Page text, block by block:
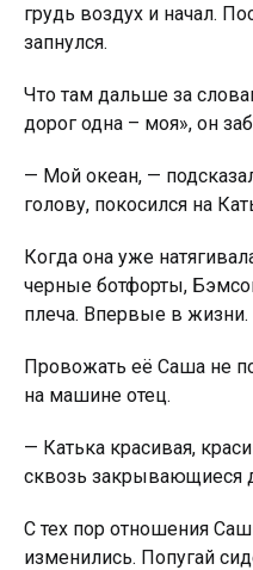
грудь воздух и начал.
запнулся.
Что там дальше за
дорог одна – моя», он
— Мой океан, —
голову, покосился на
Когда она уже
черные ботфорты,
плеча. Впервые в жизни.
Провожать её Саша не
на машине отец.
— Катька красивая,
сквозь закрывающиеся
С тех пор отношения
изменились. Попугай